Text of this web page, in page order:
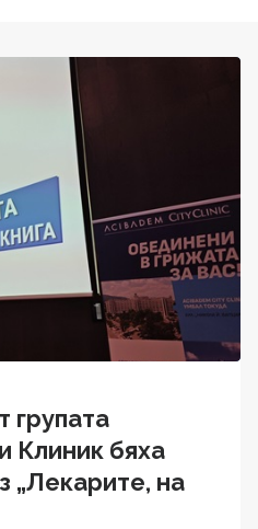
групата
Клиник бяха
„Лекарите, на